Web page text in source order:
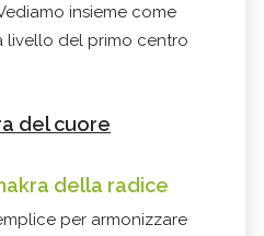
insieme come
livello del primo centro
del cuore
della radice
per armonizzare